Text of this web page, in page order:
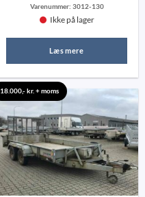
Varenummer: 3012-130
Ikke på lager
Læs mere
18.000,- kr. + moms